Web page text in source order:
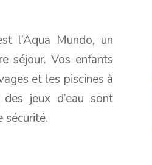
l’Aqua Mundo, un
séjour. Vos enfants
et les piscines à
jeux d’eau sont
sécurité.